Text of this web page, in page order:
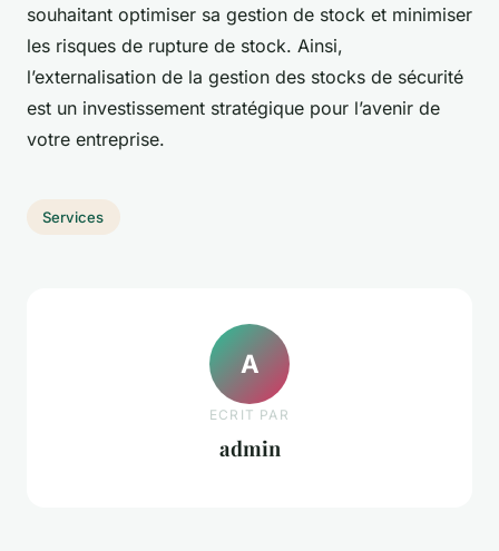
souhaitant optimiser sa gestion de stock et minimiser
les risques de rupture de stock. Ainsi,
l’externalisation de la gestion des stocks de sécurité
est un investissement stratégique pour l’avenir de
votre entreprise.
Services
A
ECRIT PAR
admin